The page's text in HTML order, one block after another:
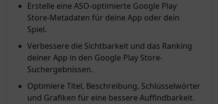
Erstelle eine ASO-optimierte Google Play
Store-Metadaten für deine App oder dein
Spiel.
Verbessere die Sichtbarkeit und das Ranking
deiner App in den Google Play Store-
Suchergebnissen.
Optimiere Titel, Beschreibung, Schlüsselwörter
und Grafiken für eine bessere Auffindbarkeit.